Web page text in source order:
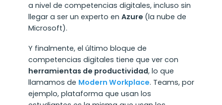
a nivel de competencias digitales, incluso sin
llegar a ser un experto en Azure (la nube de
Microsoft).
Y finalmente, el último bloque de
competencias digitales tiene que ver con
herramientas de productividad, lo que
llamamos de Modern Workplace. Teams, por
ejemplo, plataforma que usan los